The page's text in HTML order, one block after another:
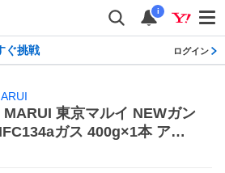
i
ぐ挑戦 ログイン
東京マルイ NEWガン
ガス 400g×1本 アク